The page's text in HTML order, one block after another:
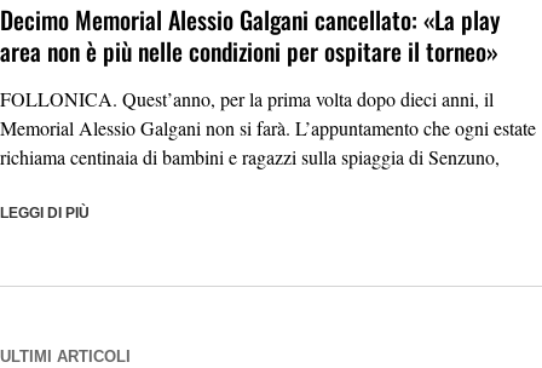
Decimo Memorial Alessio Galgani cancellato: «La play
area non è più nelle condizioni per ospitare il torneo»
FOLLONICA. Quest’anno, per la prima volta dopo dieci anni, il
Memorial Alessio Galgani non si farà. L’appuntamento che ogni estate
richiama centinaia di bambini e ragazzi sulla spiaggia di Senzuno,
LEGGI DI PIÙ
ULTIMI ARTICOLI